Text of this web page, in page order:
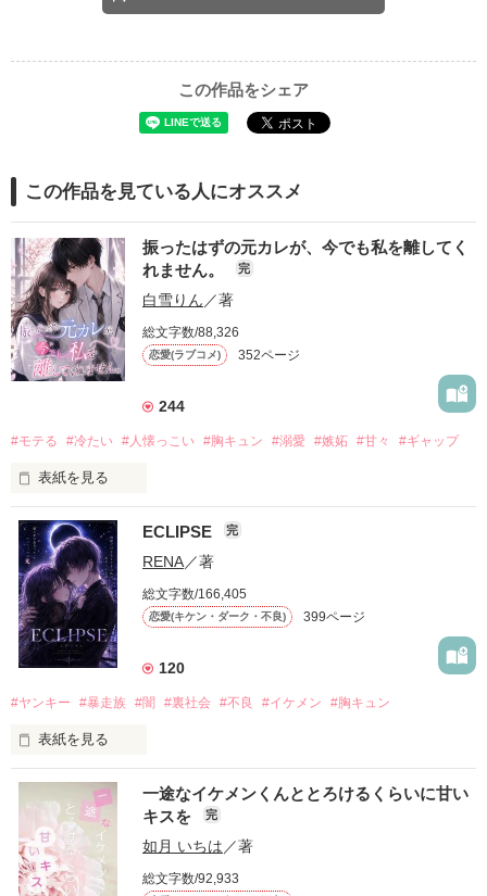
この作品をシェア
この作品を見ている人にオススメ
振ったはずの元カレが、今でも私を離してく
れません。
完
白雪りん ／著
総文字数/88,326
恋愛(ラブコメ) 352ページ
244
#モテる #冷たい #人懐っこい #胸キュン #溺愛 #嫉妬 #甘々 #ギャップ
表紙を見る
「好きだったから、別れを選んだ。」
モテる人を好きになるのが怖かった。
だから私は、中学時代に大好きだった彼を自分から振った。
もう会うことはないと思っていたのに、
高校生になって再会した彼は、隣の学校で”王子様”と呼ばれる
他の女の子には冷たいのに
私にだけ昔と変わらない笑顔を向けてくる。
「澪ちゃん。」
それは止まっていた恋が再び動き始める合図──。
ECLIPSE 完
RENA／著
総文字数/166,405
恋愛(キケン・ダーク・不良) 399ページ
120
#ヤンキー #暴走族 #闇 #裏社会 #不良 #イケメン #胸キュン
表紙を見る
表紙画像はAIです
作品を読む
一途なイケメンくんととろけるくらいに甘い
キスを
完
如月 いちは ／著
総文字数/92,933